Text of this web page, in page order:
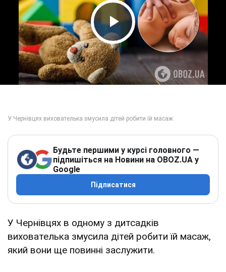
Play Video
Будьте першими у курсі головного —
підпишіться на Новини на OBOZ.UA у
Google
Підписатися
У Чернівцях в одному з дитсадків
вихователька змусила дітей робити їй масаж,
який вони ще повинні заслужити.